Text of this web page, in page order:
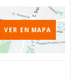
VER EN MAPA